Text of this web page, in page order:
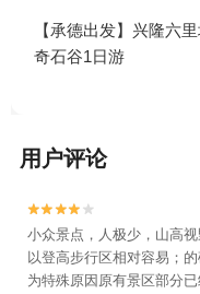
【承德出发】兴隆六
奇石谷1日游
用户评论


小众景点，人极少，山高
以登高步行区相对容易；
为特殊原因原有景区部分